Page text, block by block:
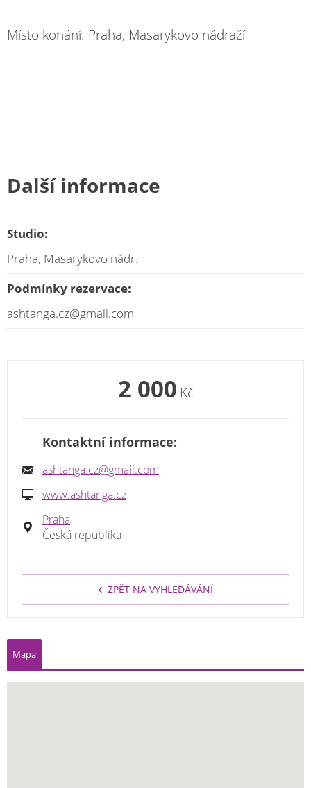
Místo konání: Praha, Masarykovo nádraží
Další informace
Studio:
Praha, Masarykovo nádr.
Podmínky rezervace:
ashtanga.cz@gmail.com
2 000 Kč
Kontaktní informace:
ashtanga.cz@gmail.com
www.ashtanga.cz
Praha
Česká republika
ZPĚT NA VYHLEDÁVÁNÍ
Mapa